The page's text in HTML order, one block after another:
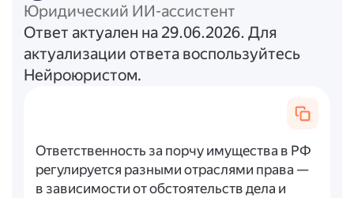
Юридический ИИ-ассистент
Ответ актуален на 29.06.2026. Для
актуализации ответа воспользуйтесь
Нейроюристом.
Ответственность за порчу имущества в РФ
регулируется разными отраслями права —
в зависимости от обстоятельств дела и